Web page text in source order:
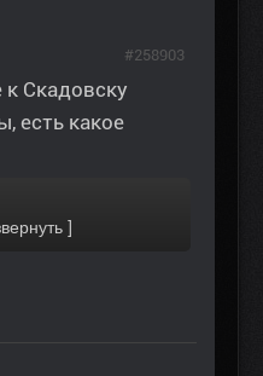
Скадовску
есть какое
#258903